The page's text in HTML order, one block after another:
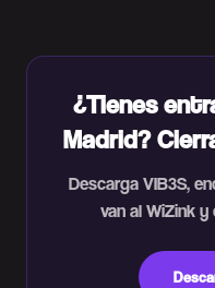
¿Tienes
Madrid?
Descarga VIB3S,
van al WiZink